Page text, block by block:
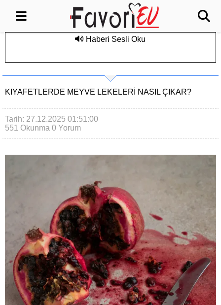
Haberi Sesli Oku
KIYAFETLERDE MEYVE LEKELERI NASIL ÇIKAR?
Tarih: 27.12.2025 01:51:00
551 Okunma 0 Yorum